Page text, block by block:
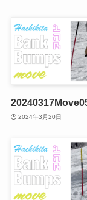
2024年3月20日